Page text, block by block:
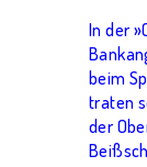
In der
beim
traten
der